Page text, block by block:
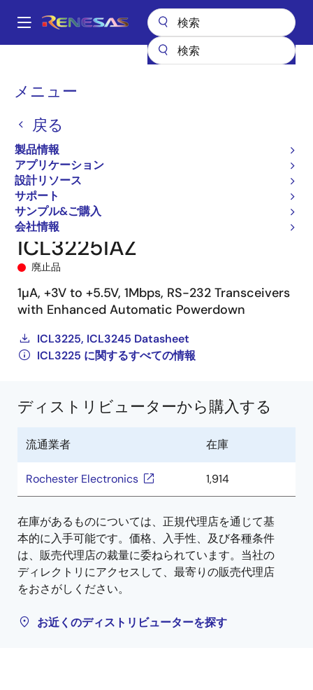
ン
Main
メニュー
戻る
製品情報
アプリケーション
設計リソース
サポート
サンプル&ご購入
会社情報
パ
く
ず
ICL3225
ICL3225IAZ
ICL3225IAZ
廃止品
1µA, +3V to +5.5V, 1Mbps, RS-232 Transceivers
with Enhanced Automatic Powerdown
ICL3225, ICL3245 Datasheet
ICL3225 に関するすべての情報
ディストリビューターから購入する
流通業者 在庫
Rochester Electronics 1,914
在庫があるものについては、正規代理店を通じて基
本的に入手可能です。価格、入手性、及び各種条件
は、販売代理店の裁量に委ねられています。当社の
ディレクトリにアクセスして、最寄りの販売代理店
をおさがしください。
お近くのディストリビューターを探す